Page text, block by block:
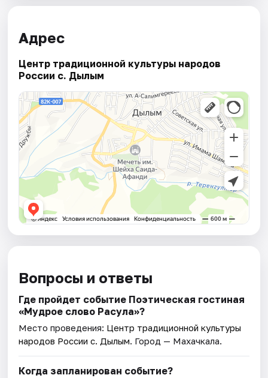
Адрес
Центр традиционной культуры народов
России с. Дылым
Вопросы и ответы
Где пройдет событие Поэтическая гостиная
«Мудрое слово Расула»?
Место проведения: Центр традиционной культуры
народов России с. Дылым. Город — Махачкала.
Когда запланирован событие?